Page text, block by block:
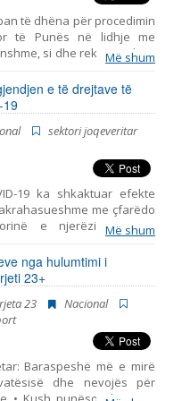
themelore të gjyqtarëve
e vlerës së parimit
pushtetit në ligjvënës,
një shoqëri demokratike,
e prerogrativëve të tyre
dhe zhvillimit të
bazuar në sundimin e të
të dhëna për procedimin
të Punës në lidhje me
si dhe rekomandime
e efiçiencës së
hartuar në kuadër të
nëpërmjet
mbi marrëdhëniet e
Veriut”, financuar nga
me mbështetjen e
Përmbajtja e këtij
domosdoshmërisht
e Qeveria e Mbretërisë së
Më shum
e të drejtave të
19
sektori joqeveritar
19 ka shkaktuar efekte
me çfarëdo
e njerëzimit. Kriza
shpejtë, e cila i ka goditur
në botë, po shkakton
ekonomike dhe sociale,
gjatë kohë nuk do të
parasysh seriozitetin dhe
shumë qeveri, ndër
të nevojshme shpalljen
për t’u përballur
dëmet nga virusi i ri
gjatë gjendjes së
Më shum
nga hulumtimi i
23+
23
Nacional
Baraspeshë më e mirë
dhe nevojës për